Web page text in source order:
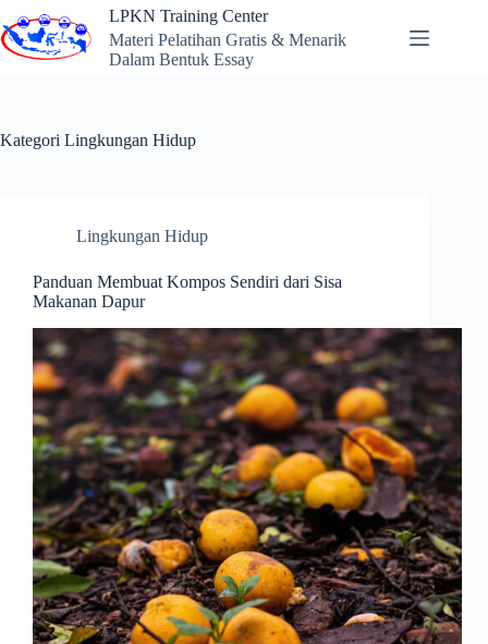
to
content
LPKN Training Center
Materi Pelatihan Gratis & Menarik
Dalam Bentuk Essay
Kategori Lingkungan Hidup
Lingkungan Hidup
Panduan Membuat Kompos Sendiri dari Sisa
Makanan Dapur